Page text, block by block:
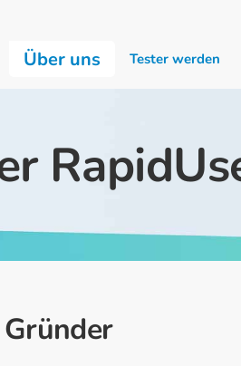
Über uns Tester werden